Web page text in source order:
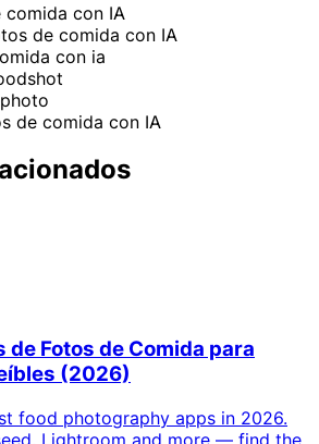
con IA
de comida con IA
con ia
de comida con IA
de Fotos de Comida para
(2026)
food photography apps in 2026.
Lightroom and more — find the